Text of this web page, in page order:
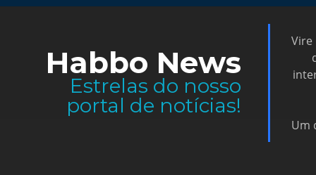
Habbo News
Estrelas do nosso
portal de notícias!
Vire
Um